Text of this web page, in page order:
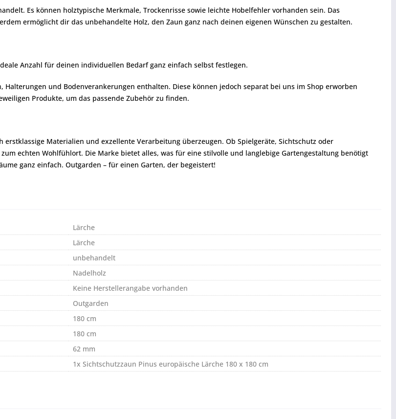
Es können holztypische Merkmale, Trockenrisse sowie leichte Hobelfehler vorhanden sein. Das
ermöglicht dir das unbehandelte Holz, den Zaun ganz nach deinen eigenen Wünschen zu gestalten.
Anzahl für deinen individuellen Bedarf ganz einfach selbst festlegen.
und Bodenverankerungen enthalten. Diese können jedoch separat bei uns im Shop erworben
Produkte, um das passende Zubehör zu finden.
Materialien und exzellente Verarbeitung überzeugen. Ob Spielgeräte, Sichtschutz oder
echten Wohlfühlort. Die Marke bietet alles, was für eine stilvolle und langlebige Gartengestaltung benötigt
ganz einfach. Outgarden – für einen Garten, der begeistert!
Lärche
Lärche
unbehandelt
Nadelholz
Keine Herstellerangabe vorhanden
Outgarden
180 cm
180 cm
62 mm
1x Sichtschutzzaun Pinus europäische Lärche 180 x 180 cm